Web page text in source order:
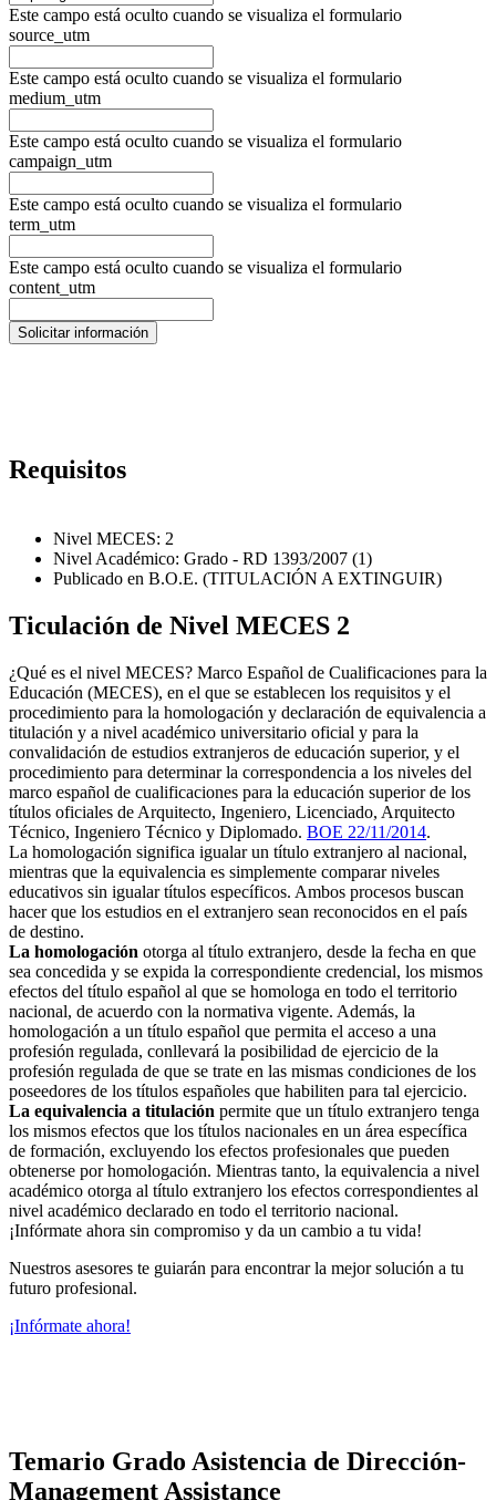
Este campo está oculto cuando se visualiza el formulario
source_utm
Este campo está oculto cuando se visualiza el formulario
medium_utm
Este campo está oculto cuando se visualiza el formulario
campaign_utm
Este campo está oculto cuando se visualiza el formulario
term_utm
Este campo está oculto cuando se visualiza el formulario
content_utm
Requisitos
Nivel MECES: 2
Nivel Académico: Grado - RD 1393/2007 (1)
Publicado en B.O.E. (TITULACIÓN A EXTINGUIR)
Ticulación de Nivel MECES 2
¿Qué es el nivel MECES? Marco Español de Cualificaciones para la
Educación (MECES), en el que se establecen los requisitos y el
procedimiento para la homologación y declaración de equivalencia a
titulación y a nivel académico universitario oficial y para la
convalidación de estudios extranjeros de educación superior, y el
procedimiento para determinar la correspondencia a los niveles del
marco español de cualificaciones para la educación superior de los
títulos oficiales de Arquitecto, Ingeniero, Licenciado, Arquitecto
Técnico, Ingeniero Técnico y Diplomado. BOE 22/11/2014.
La homologación significa igualar un título extranjero al nacional,
mientras que la equivalencia es simplemente comparar niveles
educativos sin igualar títulos específicos. Ambos procesos buscan
hacer que los estudios en el extranjero sean reconocidos en el país
de destino.
La homologación otorga al título extranjero, desde la fecha en que
sea concedida y se expida la correspondiente credencial, los mismos
efectos del título español al que se homologa en todo el territorio
nacional, de acuerdo con la normativa vigente. Además, la
homologación a un título español que permita el acceso a una
profesión regulada, conllevará la posibilidad de ejercicio de la
profesión regulada de que se trate en las mismas condiciones de los
poseedores de los títulos españoles que habiliten para tal ejercicio.
La equivalencia a titulación permite que un título extranjero tenga
los mismos efectos que los títulos nacionales en un área específica
de formación, excluyendo los efectos profesionales que pueden
obtenerse por homologación. Mientras tanto, la equivalencia a nivel
académico otorga al título extranjero los efectos correspondientes al
nivel académico declarado en todo el territorio nacional.
¡Infórmate ahora sin compromiso y da un cambio a tu vida!
Nuestros asesores te guiarán para encontrar la mejor solución a tu
futuro profesional.
¡Infórmate ahora!
Temario Grado Asistencia de Dirección-
Management Assistance